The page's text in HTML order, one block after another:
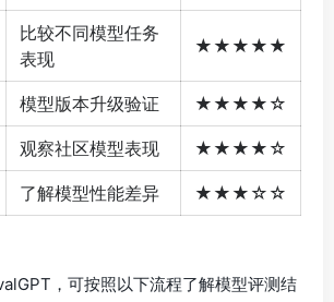
比较不同模型任务
表现
★★★★★
模型版本升级验证 ★★★★☆
观察社区模型表现 ★★★★☆
了解模型性能差异 ★★★☆☆
，可按照以下流程了解模型评测结